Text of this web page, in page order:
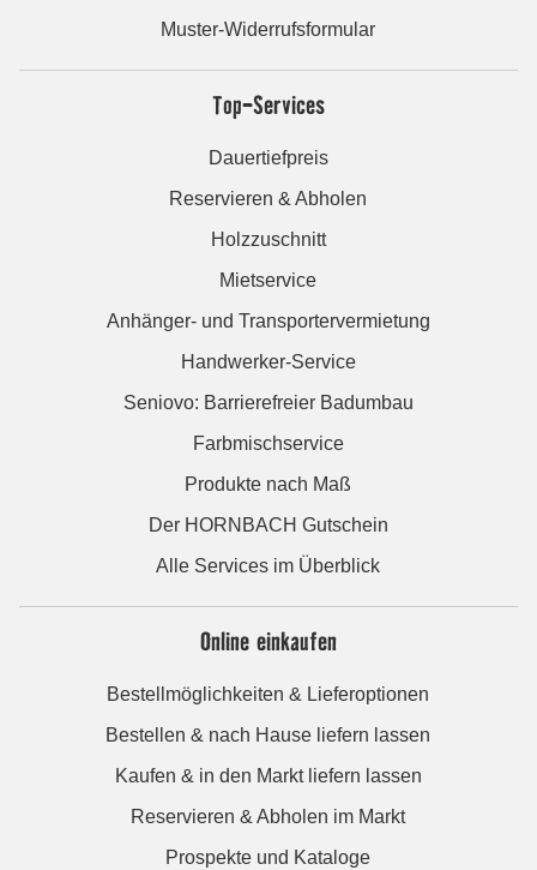
Muster-Widerrufsformular
Top-Services
Dauertiefpreis
Reservieren & Abholen
Holzzuschnitt
Mietservice
Anhänger- und Transportervermietung
Handwerker-Service
Seniovo: Barrierefreier Badumbau
Farbmischservice
Produkte nach Maß
Der HORNBACH Gutschein
Alle Services im Überblick
Online einkaufen
Bestellmöglichkeiten & Lieferoptionen
Bestellen & nach Hause liefern lassen
Kaufen & in den Markt liefern lassen
Reservieren & Abholen im Markt
Prospekte und Kataloge